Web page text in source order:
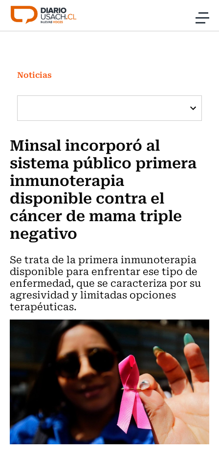
Click acá para ir directamente al contenido
Investigación
Cultura
Programas Radio y TV Usach
Noticias
Minsal incorporó al
sistema público primera
inmunoterapia
disponible contra el
cáncer de mama triple
negativo
Se trata de la primera inmunoterapia
disponible para enfrentar ese tipo de
enfermedad, que se caracteriza por su
agresividad y limitadas opciones
terapéuticas.